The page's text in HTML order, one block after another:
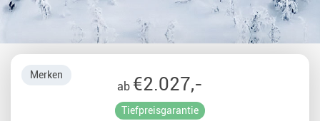
Merken
ab €2.027,-
Tiefpreisgarantie